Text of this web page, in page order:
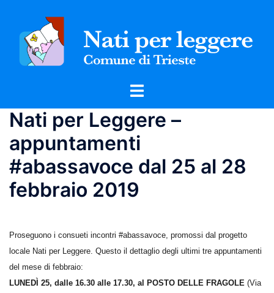
contenuto
Mostra/Nascondi
Nati per Leggere –
appuntamenti
#abassavoce dal 25 al 28
febbraio 2019
Proseguono i consueti incontri #abassavoce, promossi dal progetto
locale Nati per Leggere. Questo il dettaglio degli ultimi tre appuntamenti
del mese di febbraio:
LUNEDÌ 25, dalle 16.30 alle 17.30, al POSTO DELLE FRAGOLE (Via